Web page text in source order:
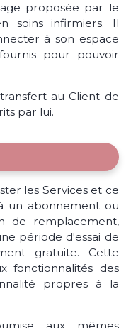
proposée par le
soins infirmiers. Il
à son espace
pour pouvoir
au Client de
par lui.
les Services et ce
un abonnement ou
de remplacement,
période d'essai de
gratuite. Cette
fonctionnalités des
propres à la
aux mêmes